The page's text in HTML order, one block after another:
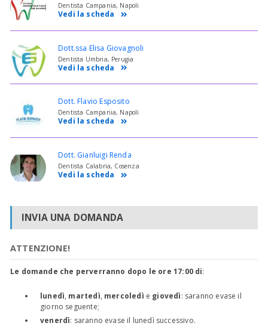
Dentista Campania, Napoli
Vedi la scheda
Dott.ssa Elisa Giovagnoli
Dentista Umbria, Perugia
Vedi la scheda
Dott. Flavio Esposito
Dentista Campania, Napoli
Vedi la scheda
Dott. Gianluigi Renda
Dentista Calabria, Cosenza
Vedi la scheda
INVIA UNA DOMANDA
ATTENZIONE!
Le domande che perverranno dopo le ore 17:00 di:
lunedì, martedì, mercoledì e giovedì: saranno evase il
giorno seguente;
venerdì: saranno evase il lunedì successivo.